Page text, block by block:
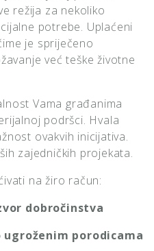
režija za nekoliko
potrebe. Uplaćeni
je spriječeno
već teške životne
Vama građanima
podršci. Hvala
ovakvih inicijativa.
zajedničkih projekata.
na žiro račun:
dobročinstva
ugroženim porodicama